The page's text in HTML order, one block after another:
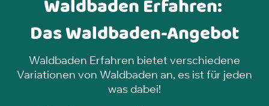
Waldbaden Erfahren:
Das Waldbaden-Angebot
Waldbaden Erfahren bietet verschiedene
Variationen von Waldbaden an, es ist für jeden
was dabei!